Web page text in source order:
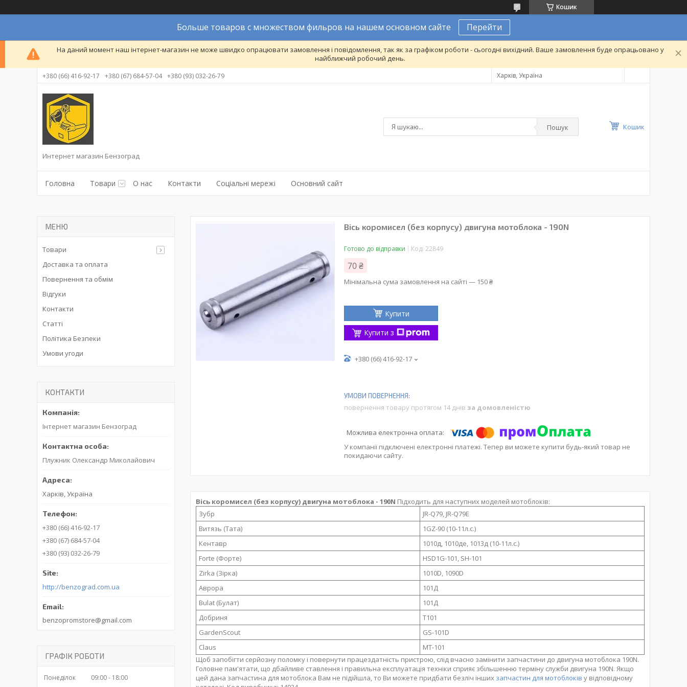
Кошик
Больше товаров с множеством фильров на нашем основном сайте Перейти
На даний момент наш інтернет-магазин не може швидко опрацювати замовлення і повідомлення, так як за графіком роботи - сьогодні вихідний. Ваше замовлення буде опрацьовано у
найближчий робочий день.
+380 (66) 416-92-17 +380 (67) 684-57-04 +380 (93) 032-26-79 Харків, Україна
Интернет магазин Бензоград
Пошук Кошик
Головна Товари О нас Контакти Соціальні мережі Основний сайт
Вісь коромисел (без корпусу) двигуна мотоблока - 190N
Готово до відправки Код: 22849
70 ₴
Мінімальна сума замовлення на сайті — 150 ₴
Купити
Купити з
+380 (66) 416-92-17
повернення товару протягом 14 днів за домовленістю
У компанії підключені електронні платежі. Тепер ви можете купити будь-який товар не
покидаючи сайту.
Вісь коромисел (без корпусу) двигуна мотоблока - 190N Підходить для наступних моделей мотоблоків:
Зубр
JR-Q79, JR-Q79E
Витязь (Тата)
1GZ-90 (10-11л.с.)
Кентавр
1010д, 1010де, 1013д (10-11л.с.)
Forte (Форте)
HSD1G-101, SH-101
Zirka (Зірка)
1010D, 1090D
Аврора
101Д
Bulat (Булат)
101Д
Добриня
T101
GardenScout
GS-101D
Claus
MT-101
Щоб запобігти серйозну поломку і повернути працездатність пристрою, слід вчасно замінити запчастини до двигуна мотоблока 190N.
Головне пам'ятати, що дбайливе ставлення і правильна експлуатація техніки сприяє збільшенню терміну служби двигуна 190N. Якщо
цей дана запчастина для мотоблока Вам не підійшла, то Ви можете придбати безліч інших запчастин для мотоблоків у відповідному
Товари
Доставка та оплата
Повернення та обмім
Відгуки
Контакти
Статті
Політика Безпеки
Умови угоди
КОНТАКТИ
Інтернет магазин Бензоград
Плужник Олександр Миколайович
Харків, Україна
+380 (66) 416-92-17
+380 (67) 684-57-04
+380 (93) 032-26-79
http://benzograd.com.ua
benzopromstore@gmail.com
ГРАФІК РОБОТИ
Понеділок 09:00
18:00